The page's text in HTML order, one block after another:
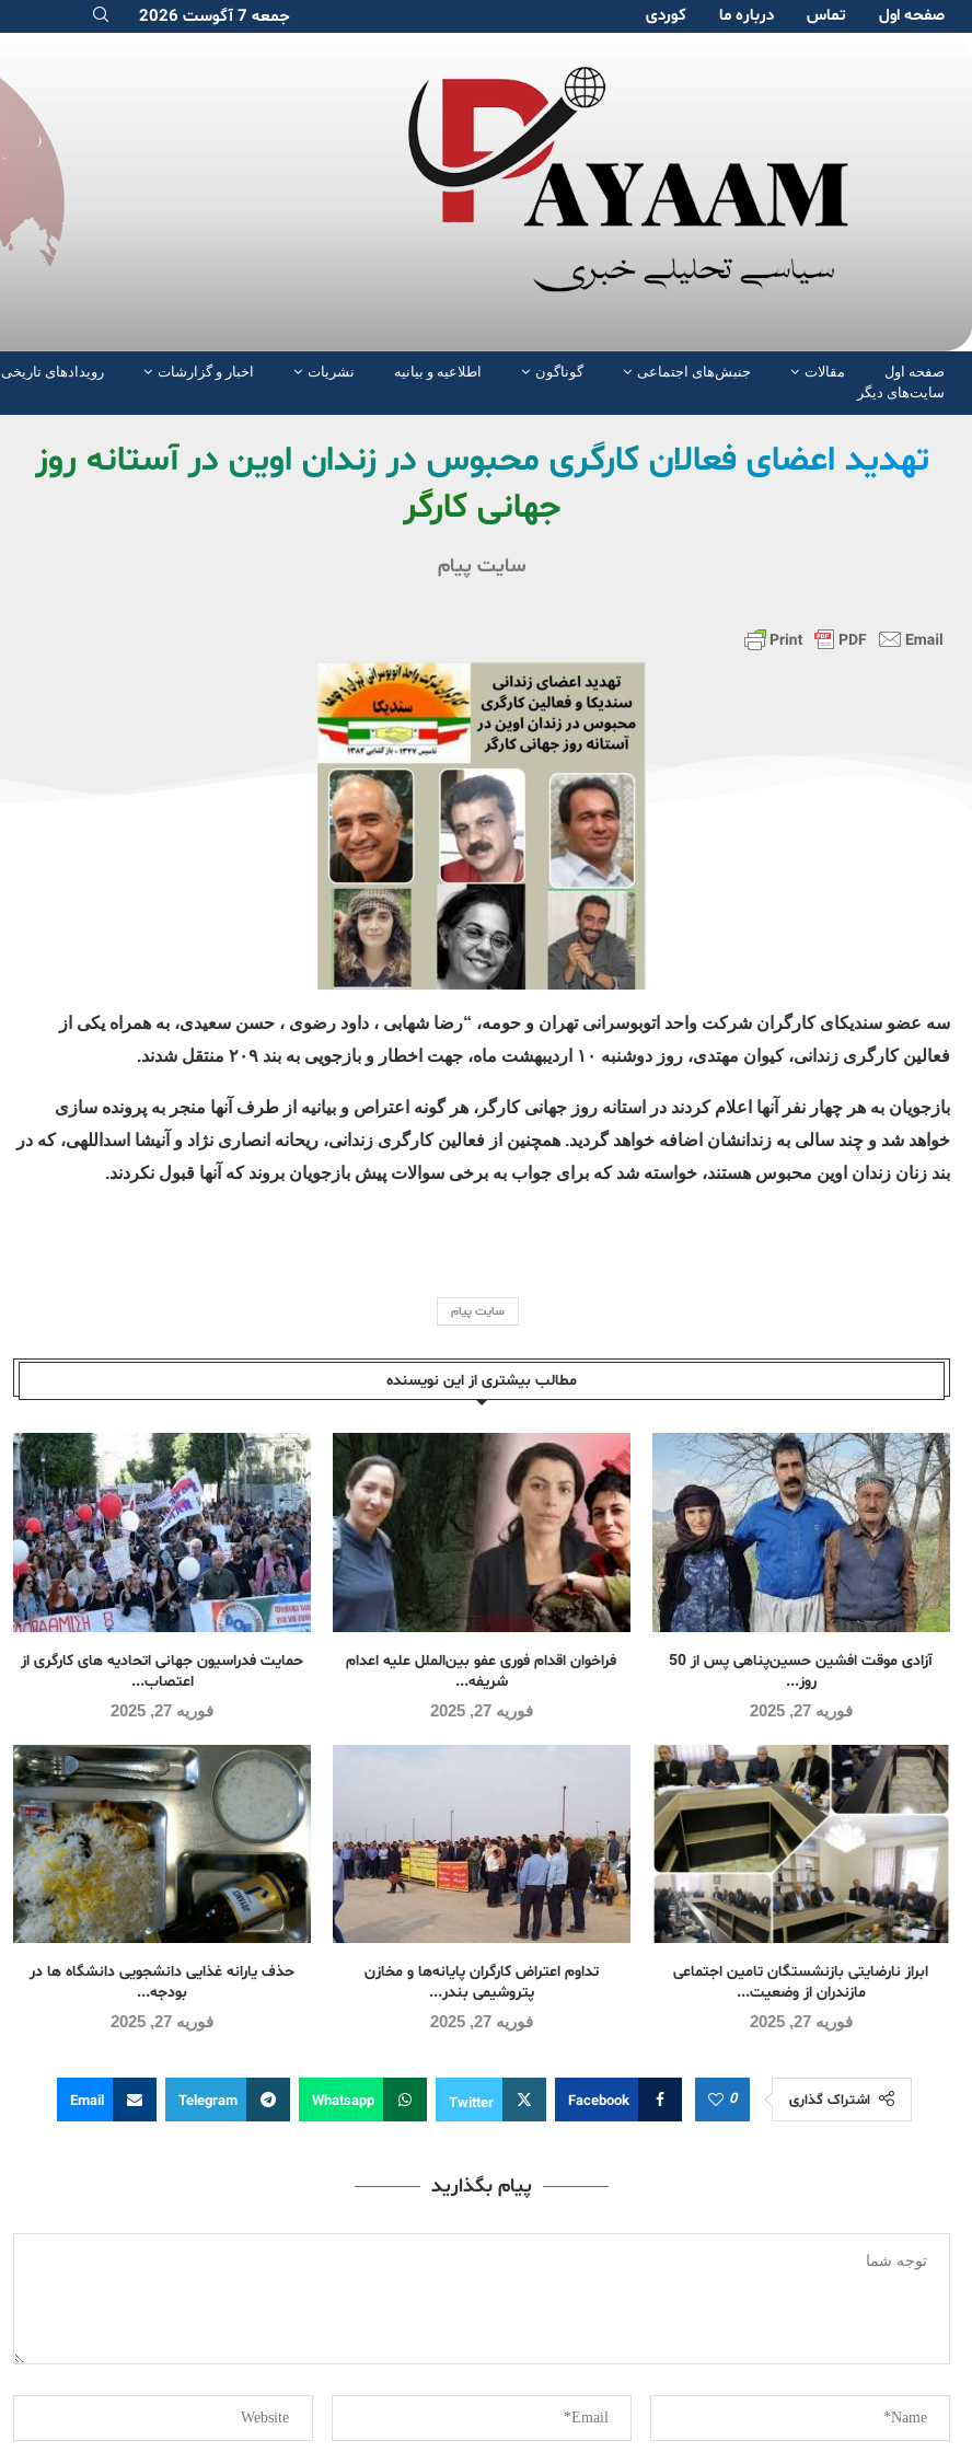
صفحە اول تماس دربارە ما کوردی جمعه 7 آگوست 2026
صفحە اول مقالات جنبش‌های اجتماعی گوناگون اطلاعیه و بیانیه نشریات اخبار و گزارشات رویدادهای تاریخی
سایت‌های دیگر
تهدید اعضای فعالان کارگری محبوس در زندان اوین در آستانه روز
جهانی کارگر
سایت پیام
سه عضو سندیکای کارگران شرکت واحد اتوبوسرانی تهران و حومه، “رضا شهابی ، داود رضوی ، حسن سعیدی، به همراه یکی از
فعالین کارگری زندانی، کیوان مهتدی، روز دوشنبه ۱۰ اردیبهشت ماه، جهت اخطار و بازجویی به بند ۲۰۹ منتقل شدند.
بازجویان به هر چهار نفر آنها اعلام کردند در استانه روز جهانی کارگر، هر گونه اعتراص و بیانیه از طرف آنها منجر به پرونده سازی
خواهد شد و چند سالی به زندانشان اضافه خواهد گردید. همچنین از فعالین کارگری زندانی، ریحانه انصاری نژاد و آنیشا اسداللهی، که در
بند زنان زندان اوین محبوس هستند، خواسته شد که برای جواب به برخی سوالات پیش بازجویان بروند که آنها قبول نکردند.
سایت پیام
مطالب بیشتری از این نویسندە
حمایت فدراسیون جهانی اتحادیه های کارگری از
اعتصاب...
فوریه 27, 2025
فراخوان اقدام فوری عفو بین‌الملل علیه اعدام
شریفه...
فوریه 27, 2025
آزادی موقت افشین حسین‌پناهی پس از 50
روز...
فوریه 27, 2025
حذف یارانه غذایی دانشجویی دانشگاه ها در
بودجه...
فوریه 27, 2025
تداوم اعتراض کارگران پایانه‌ها و مخازن
پتروشیمی بندر...
فوریه 27, 2025
ابراز نارضایتی بازنشستگان تامین اجتماعی
مازندران از وضعیت...
فوریه 27, 2025
اشتراک گذاری 0
Facebook
Twitter
Whatsapp
Telegram
Email
پیام بگذارید